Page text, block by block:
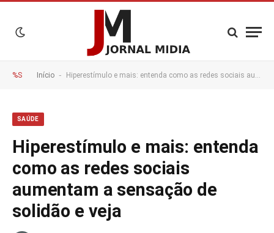
%S Início - Hiperestímulo e mais: entenda como as redes sociais aumentam a sensação de solidão e veja
SAÚDE
Hiperestímulo e mais: entenda
como as redes sociais
aumentam a sensação de
solidão e veja